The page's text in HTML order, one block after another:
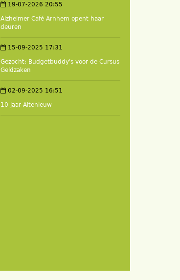
19-07-2026 20:55
Alzheimer Café Arnhem opent haar
deuren
15-09-2025 17:31
Gezocht: Budgetbuddy's voor de Cursus
Geldzaken
02-09-2025 16:51
10 jaar Altenieuw